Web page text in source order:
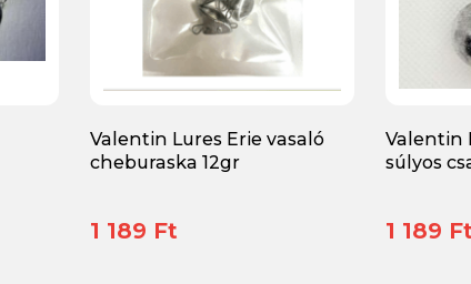
Valentin Lures Erie vasaló
cheburaska 12gr
1 189 Ft
Valentin
súlyos
1 189